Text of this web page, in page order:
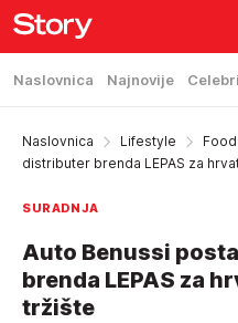
Naslovnica Najnovije
Naslovnica Lifestyle
distributer brenda LEPAS za
SURADNJA
Auto Benussi
brenda LEPAS za
tržište